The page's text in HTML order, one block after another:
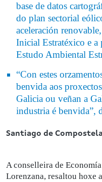
base de datos
do plan sectorial
aceleración
Inicial Estratéxico e a
Estudo Ambiental
“Con estes
benvida aos
Galicia ou veñan a
industria é benvida”,
Santiago de
A conselleira de
Lorenzana, resaltou hoxe